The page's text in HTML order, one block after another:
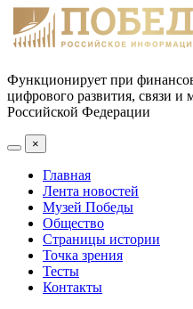
Функционирует при
цифрового развития, связи
Российской Федерации
×
Главная
Лента новостей
Музей Победы
Общество
Страницы истории
Точка зрения
Тесты
Контакты